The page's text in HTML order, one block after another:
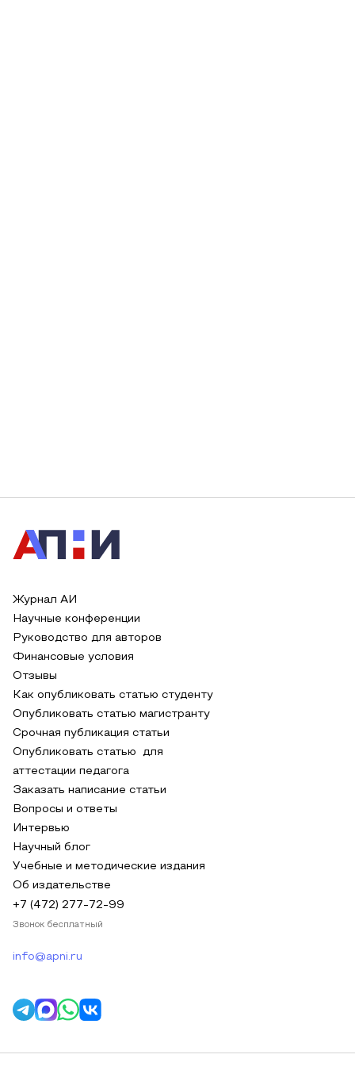
Журнал АИ
Научные конференции
Руководство для авторов
Финансовые условия
Отзывы
Как опубликовать статью студенту
Опубликовать статью магистранту
Срочная публикация статьи
Опубликовать статью для
аттестации педагога
Заказать написание статьи
Вопросы и ответы
Интервью
Научный блог
Учебные и методические издания
Об издательстве
+7 (472) 277-72-99
Звонок бесплатный
info@apni.ru